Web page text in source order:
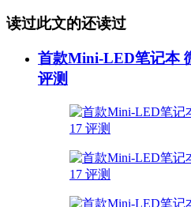
读过此文的还读过
首款Mini-LED笔记本
评测